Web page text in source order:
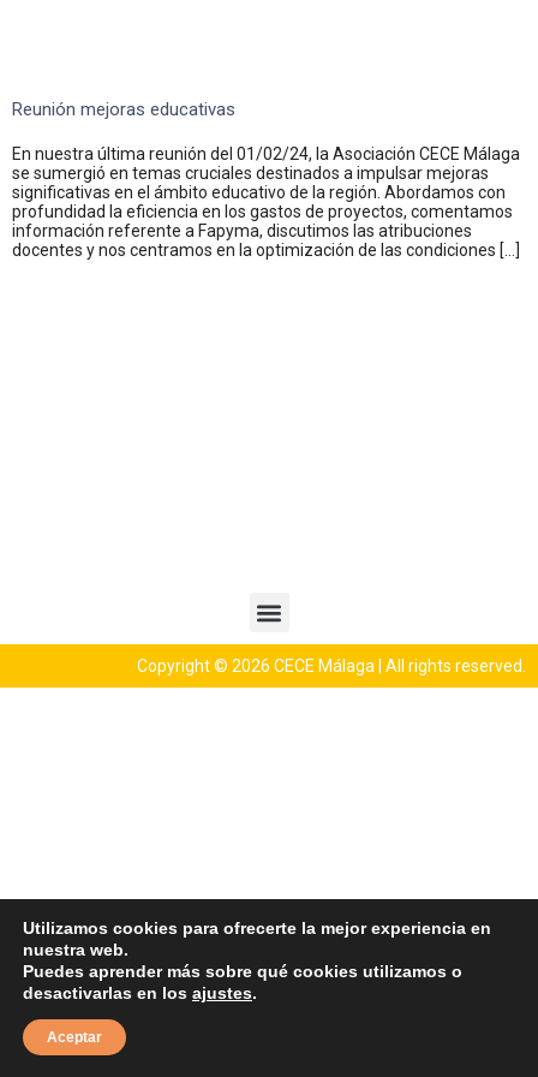
Reunión mejoras educativas
En nuestra última reunión del 01/02/24, la Asociación CECE Málaga
se sumergió en temas cruciales destinados a impulsar mejoras
significativas en el ámbito educativo de la región. Abordamos con
profundidad la eficiencia en los gastos de proyectos, comentamos
información referente a Fapyma, discutimos las atribuciones
docentes y nos centramos en la optimización de las condiciones […]
Copyright © 2026 CECE Málaga | All rights reserved.
Utilizamos cookies para ofrecerte la mejor experiencia en
nuestra web.
Puedes aprender más sobre qué cookies utilizamos o
desactivarlas en los ajustes.
Aceptar